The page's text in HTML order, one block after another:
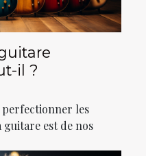
il ?
perfectionner les
est de nos